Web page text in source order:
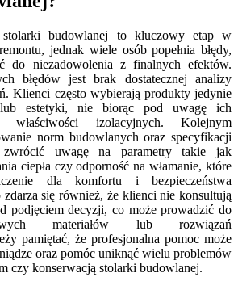
stolarki budowlanej to kluczowy etap w
jednak wiele osób popełnia błędy,
do niezadowolenia z finalnych efektów.
błędów jest brak dostatecznej analizy
Klienci często wybierają produkty jedynie
estetyki, nie biorąc pod uwagę ich
właściwości izolacyjnych. Kolejnym
norm budowlanych oraz specyfikacji
zwrócić uwagę na parametry takie jak
ciepła czy odporność na włamanie, które
dla komfortu i bezpieczeństwa
się również, że klienci nie konsultują
podjęciem decyzji, co może prowadzić do
materiałów lub rozwiązań
pamiętać, że profesjonalna pomoc może
oraz pomóc uniknąć wielu problemów
czy konserwacją stolarki budowlanej.